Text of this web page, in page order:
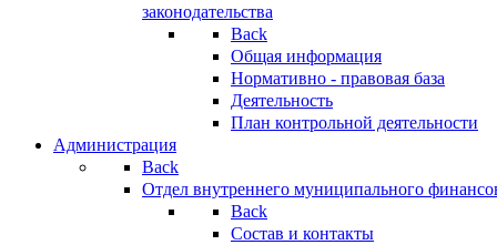
законодательства
Back
Общая информация
Нормативно - правовая база
Деятельность
План контрольной деятельности
Администрация
Back
Отдел внутреннего муниципального
Back
Состав и контакты